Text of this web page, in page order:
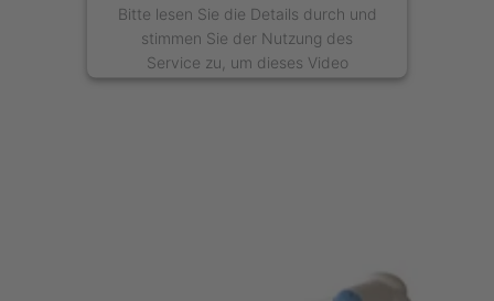
Bitte lesen Sie die Details durch und
stimmen Sie der Nutzung des
Service zu, um dieses Video
anzusehen.